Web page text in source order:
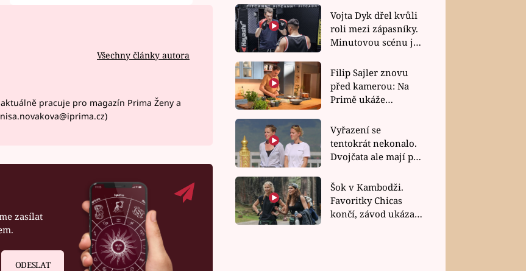
Všechny články autora
pracuje pro magazín Prima Ženy a
zasílat
ODESLAT
Vojta Dyk dřel kvůli
roli mezi zápasníky.
Minutovou scénu jel
Filip Sajler znovu
před kamerou: Na
Primě ukáže
rychlé recepty
Vyřazení se
tentokrát nekonalo.
Dvojčata ale mají po
závodu nůž na krku
Šok v Kambodži.
Favoritky Chicas
končí, závod ukázal